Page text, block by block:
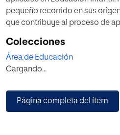
pequeño recorrido en sus
que contribuye al proceso de
asienta dicha metodología.
Asimismo, se hace un repaso
globalizados con los que se
profundiza en el Método por
las partes que lo conforman.
Colecciones
Área de Educación
Cargando...
Página completa del ítem